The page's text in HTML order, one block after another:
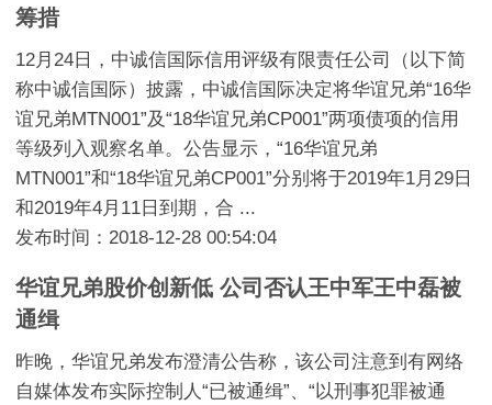
筹措
12月24日，中诚信国际信用评级有限责任公司（以下简
称中诚信国际）披露，中诚信国际决定将华谊兄弟“16华
谊兄弟MTN001”及“18华谊兄弟CP001”两项债项的信用
等级列入观察名单。公告显示，“16华谊兄弟
MTN001”和“18华谊兄弟CP001”分别将于2019年1月29日
和2019年4月11日到期，合 ...
发布时间：2018-12-28 00:54:04
华谊兄弟股价创新低 公司否认王中军王中磊被
通缉
昨晚，华谊兄弟发布澄清公告称，该公司注意到有网络
自媒体发布实际控制人“已被通缉”、“以刑事犯罪被通